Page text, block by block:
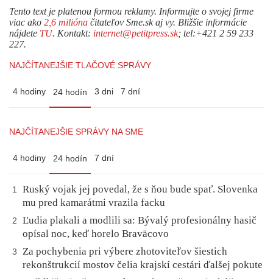
Tento text je platenou formou reklamy. Informujte o svojej firme
viac ako 2,6 milióna čitateľov Sme.sk aj vy. Bližšie informácie
nájdete TU. Kontakt: internet@petitpress.sk; tel:+421 2 59 233
227.
NAJČÍTANEJŠIE TLAČOVÉ SPRÁVY
4 hodiny 24 hodín 3 dni 7 dní
NAJČÍTANEJŠIE SPRÁVY NA SME
4 hodiny 24 hodín 7 dní
1
Ruský vojak jej povedal, že s ňou bude spať. Slovenka
mu pred kamarátmi vrazila facku
2
Ľudia plakali a modlili sa: Bývalý profesionálny hasič
opísal noc, keď horelo Braväcovo
3
Za pochybenia pri výbere zhotoviteľov šiestich
rekonštrukcií mostov čelia krajskí cestári ďalšej pokute